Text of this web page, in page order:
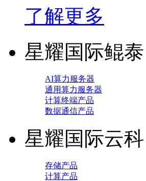
了解更多
星耀国际鲲泰
AI算力服务器
通用算力服务器
计算终端产品
数据通信产品
星耀国际云科
存储产品
计算产品